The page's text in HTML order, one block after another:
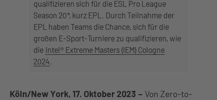
qualifizieren sich für die ESL Pro League
Season 20*, kurz EPL. Durch Teilnahme der
EPL haben Teams die Chance, sich für die
großen E-Sport-Turniere zu qualifizieren, wie
die Intel® Extreme Masters (IEM) Cologne
2024
Köln/New York, 17. Oktober 2023 – Von Zero-to-